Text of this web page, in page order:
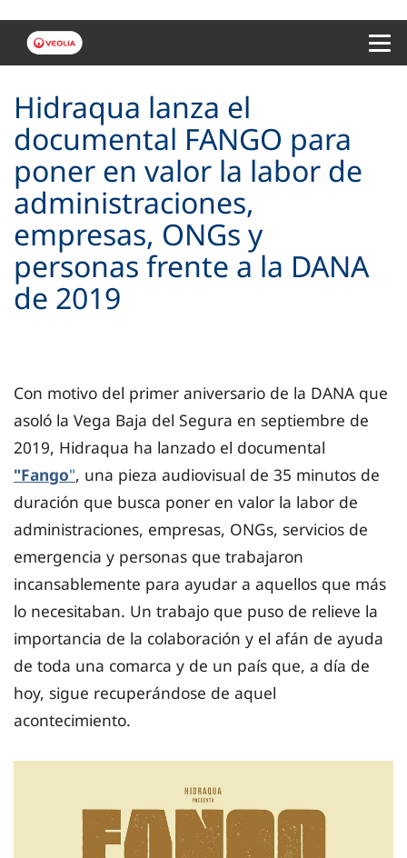
Hidraqua lanza el
documental FANGO para
poner en valor la labor de
administraciones,
empresas, ONGs y
personas frente a la DANA
de 2019
Con motivo del primer aniversario de la DANA que
asoló la Vega Baja del Segura en septiembre de
2019, Hidraqua ha lanzado el documental
"Fango", una pieza audiovisual de 35 minutos de
duración que busca poner en valor la labor de
administraciones, empresas, ONGs, servicios de
emergencia y personas que trabajaron
incansablemente para ayudar a aquellos que más
lo necesitaban. Un trabajo que puso de relieve la
importancia de la colaboración y el afán de ayuda
de toda una comarca y de un país que, a día de
hoy, sigue recuperándose de aquel
acontecimiento.